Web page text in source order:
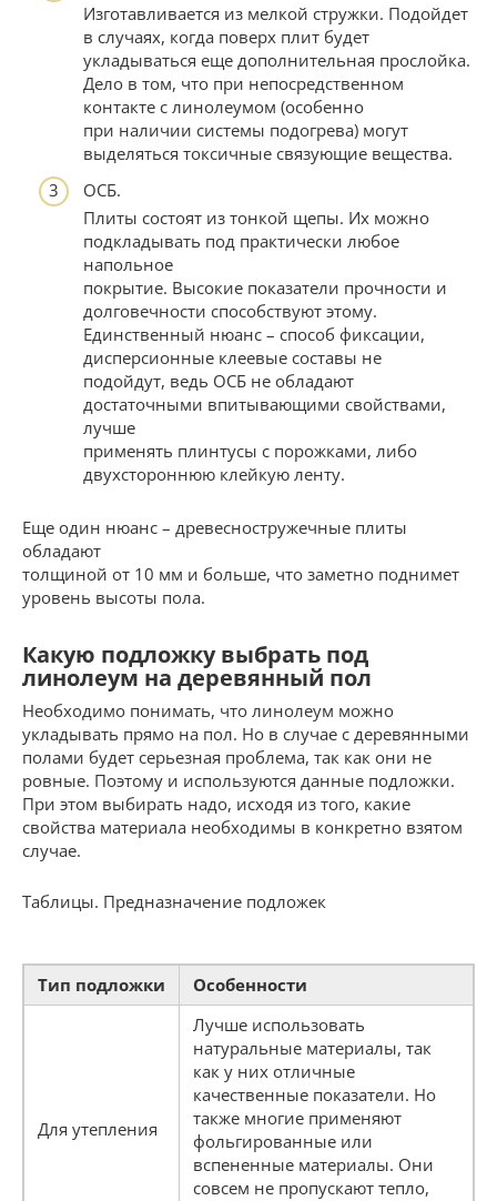
Изготавливается из мелкой стружки. Подойдет
в случаях, когда поверх плит будет
укладываться еще дополнительная прослойка.
Дело в том, что при непосредственном
контакте с линолеумом (особенно
при наличии системы подогрева) могут
выделяться токсичные связующие вещества.
ОСБ.
Плиты состоят из тонкой щепы. Их можно
подкладывать под практически любое
напольное
покрытие. Высокие показатели прочности и
долговечности способствуют этому.
Единственный нюанс – способ фиксации,
дисперсионные клеевые составы не
подойдут, ведь ОСБ не обладают
достаточными впитывающими свойствами,
лучше
применять плинтусы с порожками, либо
двухстороннюю клейкую ленту.
Еще один нюанс – древесностружечные плиты
обладают
толщиной от 10 мм и больше, что заметно поднимет
уровень высоты пола.
Какую подложку выбрать под
линолеум на деревянный пол
Необходимо понимать, что линолеум можно
укладывать прямо на пол. Но в случае с деревянными
полами будет серьезная проблема, так как они не
ровные. Поэтому и используются данные подложки.
При этом выбирать надо, исходя из того, какие
свойства материала необходимы в конкретно взятом
случае.
Таблицы. Предназначение подложек
Тип подложки Особенности
Для утепления
Лучше использовать
натуральные материалы, так
как у них отличные
качественные показатели. Но
также многие применяют
фольгированные или
вспененные материалы. Они
совсем не пропускают тепло,